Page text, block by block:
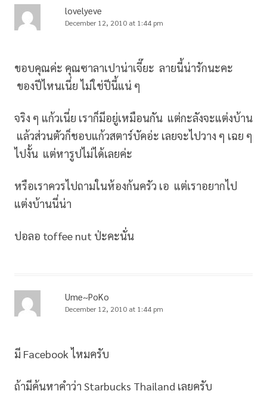
lovelyeve
December 12, 2010 at 1:44 pm
ขอบคุณค่ะ คุณซาลาเปาน่าเจี๊ยะ ลายนี้น่ารักนะคะ
ของปีไหนเนี่ย ไม่ใช่ปีนี้แน่ ๆ
จริง ๆ แก้วเนี่ย เราก็มีอยู่เหมือนกัน แต่กะลังจะแต่งบ้าน
แล้วส่วนตัวก็ชอบแก้วสตาร์บัคอ่ะ เลยจะไปวาง ๆ เฉย ๆ
ไปงั้น แต่หารูปไม่ได้เลยค่ะ
หรือเราควรไปถามในห้องก้นครัว เอ แต่เราอยากไป
แต่งบ้านนี่น่า
ปอลอ toffee nut ป่ะคะนั่น
Ume~PoKo
December 12, 2010 at 1:44 pm
มี Facebook ไหมครับ
ถ้ามีค้นหาคำว่า Starbucks Thailand เลยครับ